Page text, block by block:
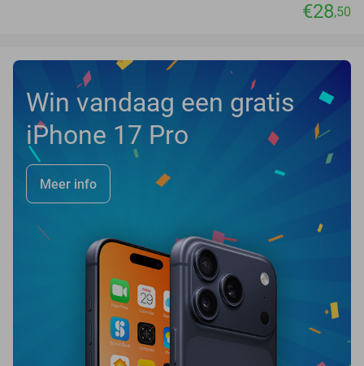
€28,50
Win vandaag een gratis
iPhone 17 Pro
Meer info